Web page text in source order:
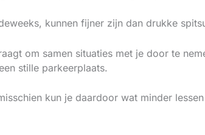
kunnen fijner zijn dan drukke
om samen situaties met je door te
stille parkeerplaats.
kun je daardoor wat minder